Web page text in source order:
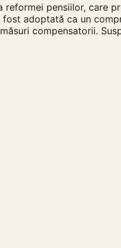
pensiilor, care
adoptată ca un
compensatorii.